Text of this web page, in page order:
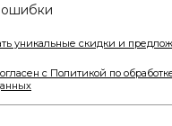
ошибки
уникальные скидки и
с Политикой по